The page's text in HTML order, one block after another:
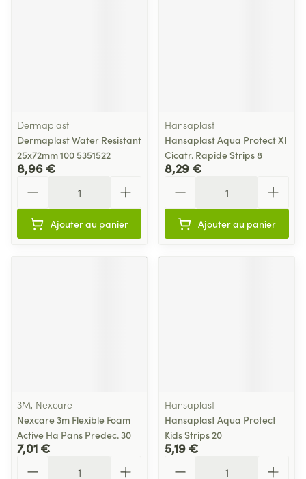
Dermaplast
Dermaplast Water Resistant
25x72mm 100 5351522
8,96 €
Ajouter au panier
Hansaplast
Hansaplast Aqua Protect Xl
Cicatr. Rapide Strips 8
8,29 €
Ajouter au panier
3M, Nexcare
Nexcare 3m Flexible Foam
Active Ha Pans Predec. 30
7,01 €
Hansaplast
Hansaplast Aqua Protect
Kids Strips 20
5,19 €